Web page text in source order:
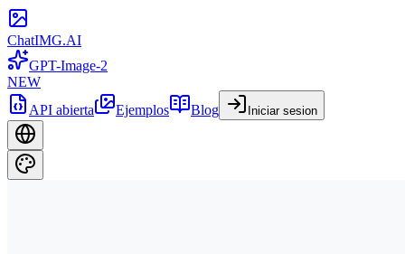
ChatIMG.AI
GPT-Image-2
NEW
API abierta
Ejemplos Blog Iniciar sesion